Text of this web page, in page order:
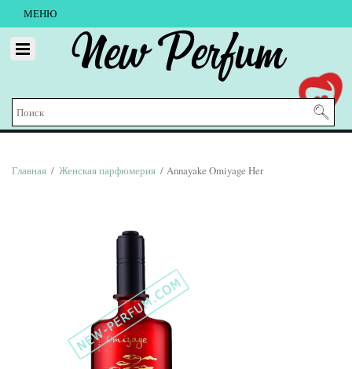
МЕНЮ
New Perfum
Главная / Женская парфюмерия / Annayake Omiyage Her